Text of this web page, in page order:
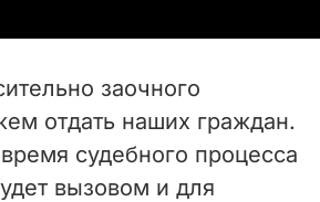
заочного
отдать наших граждан.
судебного процесса
вызовом и для